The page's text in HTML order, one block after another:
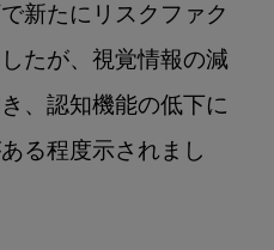
新たにリスクファク
たが、視覚情報の減
、認知機能の低下に
る程度示されまし